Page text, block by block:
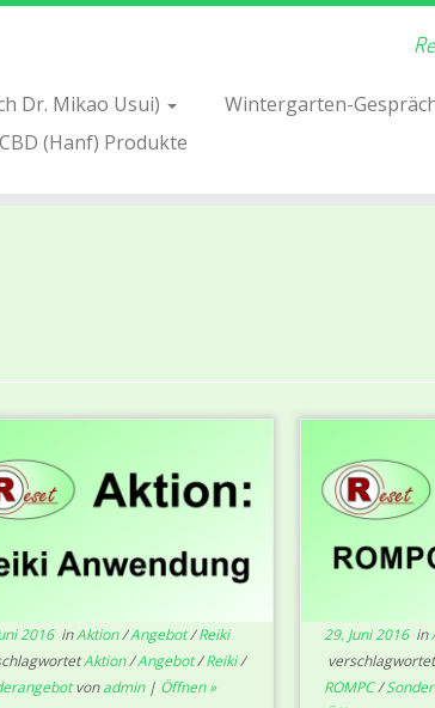
Dr. Mikao Usui) Wintergarten-
CBD (Hanf) Produkte
2016inAktion/Angebot/Reiki
Aktion/Angebot/Reiki/
vonadmin| Öffnen »
29. Juni 2016in
ROMPC/